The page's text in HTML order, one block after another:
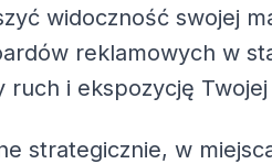
widoczność swojej
reklamowych w
ruch i ekspozycję
strategicznie, w